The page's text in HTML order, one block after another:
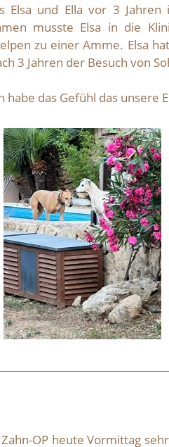
Elsa und Ella vor 3
musste Elsa in die
zu einer Amme. Elsa
3 Jahren der Besuch von
habe das Gefühl das unsere
OP heute Vormittag